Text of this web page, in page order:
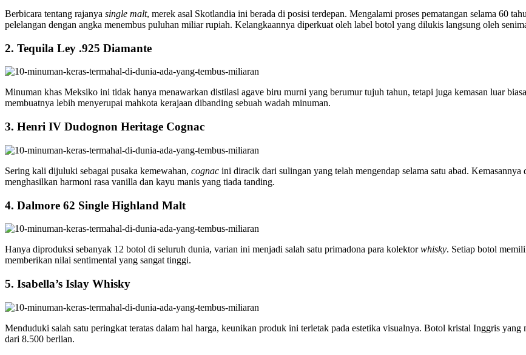
Berbicara tentang rajanya single malt, merek asal Skotlandia ini berada di posisi terdepan. Mengalami proses pematangan selama 60
pelelangan dengan angka menembus puluhan miliar rupiah. Kelangkaannya diperkuat oleh label botol yang dilukis langsung oleh
2. Tequila Ley .925 Diamante
Minuman khas Meksiko ini tidak hanya menawarkan distilasi agave biru murni yang berumur tujuh tahun, tetapi juga kemasan luar
membuatnya lebih menyerupai mahkota kerajaan dibanding sebuah wadah minuman.
3. Henri IV Dudognon Heritage Cognac
Sering kali dijuluki sebagai pusaka kemewahan, cognac ini diracik dari sulingan yang telah mengendap selama satu abad.
menghasilkan harmoni rasa vanilla dan kayu manis yang tiada tanding.
4. Dalmore 62 Single Highland Malt
Hanya diproduksi sebanyak 12 botol di seluruh dunia, varian ini menjadi salah satu primadona para kolektorwhisky. Setiap botol
memberikan nilai sentimental yang sangat tinggi.
5. Isabella’s Islay Whisky
Menduduki salah satu peringkat teratas dalam hal harga, keunikan produk ini terletak pada estetika visualnya. Botol kristal Inggris yang
dari 8.500 berlian.